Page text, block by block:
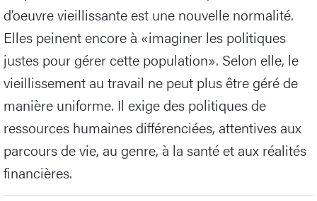
d’oeuvre vieillissante est une nouvelle normalité.
Elles peinent encore à «imaginer les politiques
justes pour gérer cette population». Selon elle, le
vieillissement au travail ne peut plus être géré de
manière uniforme. Il exige des politiques de
ressources humaines différenciées, attentives aux
parcours de vie, au genre, à la santé et aux réalités
financières.